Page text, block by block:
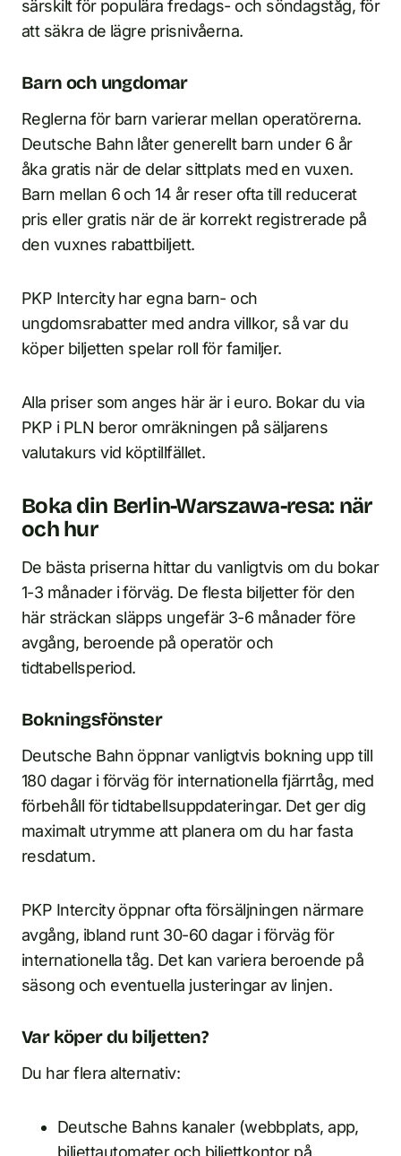
särskilt för populära fredags- och söndagståg, för
att säkra de lägre prisnivåerna.
Barn och ungdomar
Reglerna för barn varierar mellan operatörerna.
Deutsche Bahn låter generellt barn under 6 år
åka gratis när de delar sittplats med en vuxen.
Barn mellan 6 och 14 år reser ofta till reducerat
pris eller gratis när de är korrekt registrerade på
den vuxnes rabattbiljett.
PKP Intercity har egna barn- och
ungdomsrabatter med andra villkor, så var du
köper biljetten spelar roll för familjer.
Alla priser som anges här är i euro. Bokar du via
PKP i PLN beror omräkningen på säljarens
valutakurs vid köptillfället.
Boka din Berlin-Warszawa-resa: när
och hur
De bästa priserna hittar du vanligtvis om du bokar
1-3 månader i förväg. De flesta biljetter för den
här sträckan släpps ungefär 3-6 månader före
avgång, beroende på operatör och
tidtabellsperiod.
Bokningsfönster
Deutsche Bahn öppnar vanligtvis bokning upp till
180 dagar i förväg för internationella fjärrtåg, med
förbehåll för tidtabellsuppdateringar. Det ger dig
maximalt utrymme att planera om du har fasta
resdatum.
PKP Intercity öppnar ofta försäljningen närmare
avgång, ibland runt 30-60 dagar i förväg för
internationella tåg. Det kan variera beroende på
säsong och eventuella justeringar av linjen.
Var köper du biljetten?
Du har flera alternativ:
Deutsche Bahns kanaler (webbplats, app,